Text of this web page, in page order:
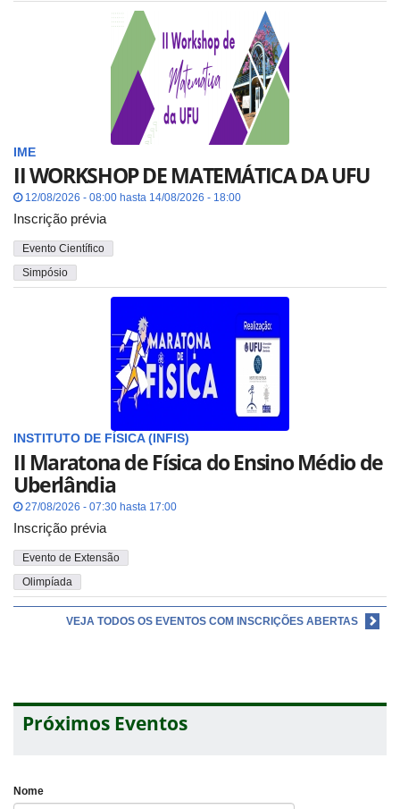
IME
II WORKSHOP DE MATEMÁTICA DA UFU
12/08/2026 - 08:00 hasta 14/08/2026 - 18:00
Inscrição prévia
Evento Científico
Simpósio
INSTITUTO DE FÍSICA (INFIS)
II Maratona de Física do Ensino Médio de
Uberlândia
27/08/2026 - 07:30 hasta 17:00
Inscrição prévia
Evento de Extensão
Olimpíada
VEJA TODOS OS EVENTOS COM INSCRIÇÕES ABERTAS
Próximos Eventos
Nome